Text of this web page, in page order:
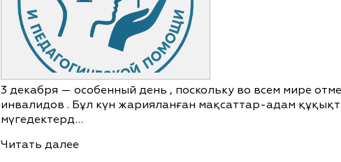
3 декабря — особенный день , поскольку во всем мире
инвалидов . Бұл күн жарияланған мақсаттар-адам
мүгедектерд…
Читать далее